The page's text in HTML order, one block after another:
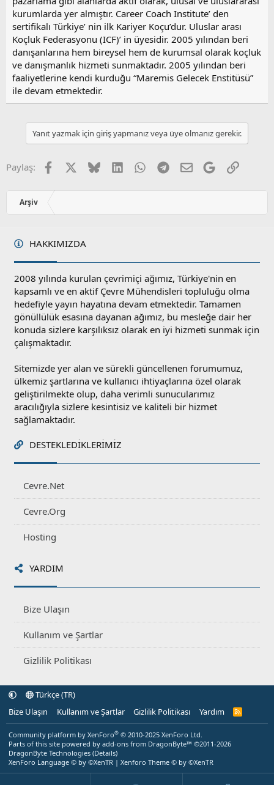
kurumlarda yer almıştır. Career Coach Institute’ den
sertifikalı Türkiye’ nin ilk Kariyer Koçu’dur. Uluslar arası
Koçluk Federasyonu (ICF)’ in üyesidir. 2005 yılından beri
danışanlarına hem bireysel hem de kurumsal olarak koçluk
ve danışmanlık hizmeti sunmaktadır. 2005 yılından beri
faaliyetlerine kendi kurduğu “Maremis Gelecek Enstitüsü”
ile devam etmektedir.
Yanıt yazmak için giriş yapmanız veya üye olmanız gerekir.
Paylaş: Facebook BlueskyLinkedInWhatsApp
Telegram
E-postaGoogleLink
Arşiv
HAKKIMIZDA
2008 yılında kurulan çevrimiçi ağımız, Türkiye'nin en
kapsamlı ve en aktif Çevre Mühendisleri topluluğu olma
hedefiyle yayın hayatına devam etmektedir. Tamamen
gönüllülük esasına dayanan ağımız, bu mesleğe dair her
konuda sizlere karşılıksız olarak en iyi hizmeti sunmak için
çalışmaktadır.
Sitemizde yer alan ve sürekli güncellenen forumumuz,
ülkemiz şartlarına ve kullanıcı ihtiyaçlarına özel olarak
geliştirilmekte olup, daha verimli sunucularımız
aracılığıyla sizlere kesintisiz ve kaliteli bir hizmet
sağlamaktadır.
DESTEKLEDIKLERIMIZ
Cevre.Net
Cevre.Org
Hosting
YARDIM
Bize Ulaşın
Kullanım ve Şartlar
Gizlilik Politikası
Türkçe (TR)
Bize Ulaşın
Kullanım ve Şartlar Gizlilik Politikası Yardım
R
Community platform by XenForo® © 2010-2025 XenForo Ltd.
Parts of this site powered by add-ons from DragonByte™ ©2011-2026
DragonByte Technologies (Details)
XenForo Language © by ©XenTR | Xenforo Theme © by ©XenTR